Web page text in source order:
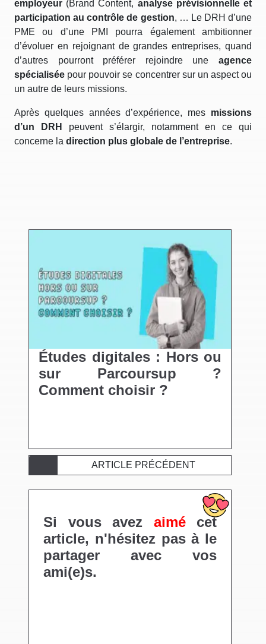
employeur (Brand Content, analyse prévisionnelle et
participation au contrôle de gestion, … Le DRH d’une
PME ou d’une PMI pourra également ambitionner
d’évoluer en rejoignant de grandes entreprises, quand
d’autres pourront préférer rejoindre une agence
spécialisée pour pouvoir se concentrer sur un aspect ou
un autre de leurs missions.
Après quelques années d’expérience, mes missions
d’un DRH peuvent s’élargir, notamment en ce qui
concerne la direction plus globale de l’entreprise.
Études digitales : Hors ou
sur Parcoursup ?
Comment choisir ?
ARTICLE PRÉCÉDENT
Si vous avez aimécet
article, n'hésitez pas à le
partager avec vos
ami(e)s.